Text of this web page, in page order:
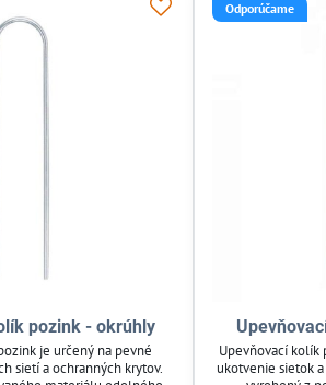
pozink - okrúhly
je určený na pevné
sietí a ochranných krytov.
Odporúčame
Upevňovací kolík
ukotvenie sietok